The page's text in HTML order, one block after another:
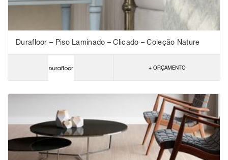
Durafloor – Piso Laminado – Clicado – Coleção Nature
+ ORÇAMENTO